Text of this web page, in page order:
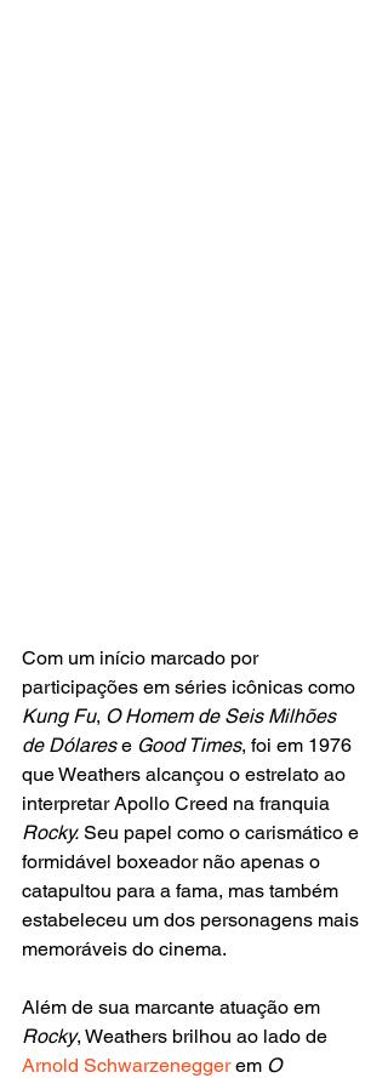
Com um início marcado por
participações em séries icônicas como
Kung Fu, O Homem de Seis Milhões
de Dólares e Good Times, foi em 1976
que Weathers alcançou o estrelato ao
interpretar Apollo Creed na franquia
Rocky. Seu papel como o carismático e
formidável boxeador não apenas o
catapultou para a fama, mas também
estabeleceu um dos personagens mais
memoráveis do cinema.
Além de sua marcante atuação em
Rocky, Weathers brilhou ao lado de
Arnold Schwarzenegger em O